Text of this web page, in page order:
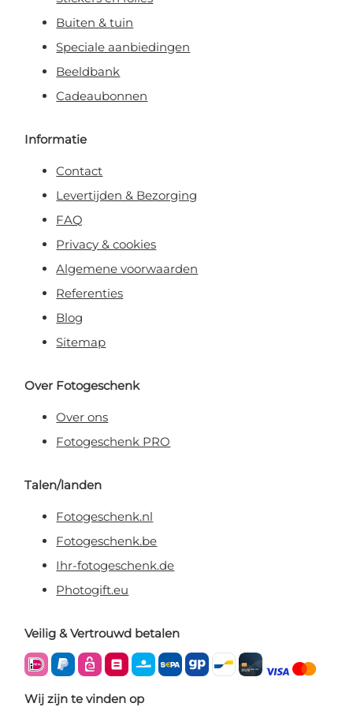
Buiten & tuin
Speciale aanbiedingen
Beeldbank
Cadeaubonnen
Informatie
Contact
Levertijden & Bezorging
FAQ
Privacy & cookies
Algemene voorwaarden
Referenties
Blog
Sitemap
Over Fotogeschenk
Over ons
Fotogeschenk PRO
Talen/landen
Fotogeschenk.nl
Fotogeschenk.be
Ihr-fotogeschenk.de
Photogift.eu
Veilig & Vertrouwd betalen
Wij zijn te vinden op